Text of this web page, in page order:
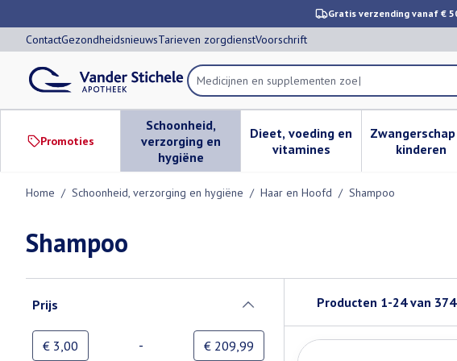
Gratis verzending vanaf €
ContactGezondheidsnieuwsTarieven zorgdienstVoorschrift
Product, merk, categorie...
Promoties
Schoonheid,
verzorging en
hygiëne
Toon submenu voor Schoonheid, verzorging en
Dieet, voeding en
vitaminesToon submenu voorkinderen
Toon
Home / Schoonheid, verzorging en hygiëne / Haar en Hoofd / Shampoo
Shampoo
Prijs
Minimumwaarde
€ 3,00 - Maximale waarde
€ 209,99
Producten 1-24van 374